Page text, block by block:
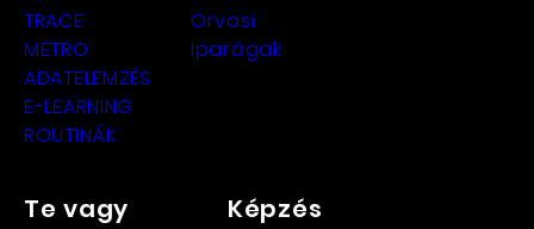
TRACE
METRO
ADATELEMZÉS
E-LEARNING
ROUTINÁK
Orvosi
Iparágak
Te vagy Képzés